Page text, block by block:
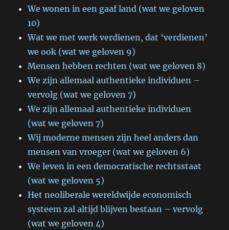
We wonen in een gaaf land (wat we geloven
10)
Wat we met werk verdienen, dat ‘verdienen’
we ook (wat we geloven 9)
Mensen hebben rechten (wat we geloven 8)
We zijn allemaal authentieke individuen –
vervolg (wat we geloven 7)
We zijn allemaal authentieke individuen
(wat we geloven 7)
Wij moderne mensen zijn heel anders dan
mensen van vroeger (wat we geloven 6)
We leven in een democratische rechtsstaat
(wat we geloven 5)
Het neoliberale wereldwijde economisch
systeem zal altijd blijven bestaan – vervolg
(wat we geloven 4)